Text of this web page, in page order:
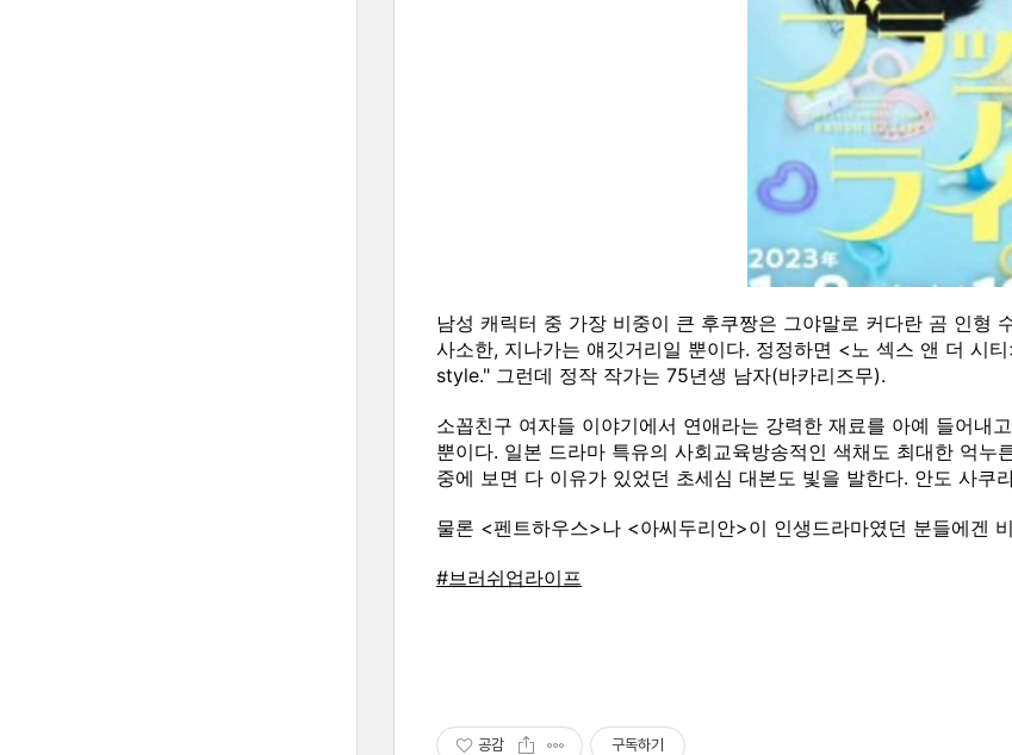
남성 캐릭터 중 가장 비중이 큰 후쿠짱은 그야말로 커다란 곰 인형
사소한, 지나가는 얘깃거리일 뿐이다. 정정하면 <노 섹스 앤 더
style." 그런데 정작 작가는 75년생 남자(바카리즈무).
소꼽친구 여자들 이야기에서 연애라는 강력한 재료를 아예 들어내
뿐이다. 일본 드라마 특유의 사회교육방송적인 색채도 최대한 억
중에 보면 다 이유가 있었던 초세심 대본도 빛을 발한다. 안도 사쿠
물론 <펜트하우스>나 <아씨두리안>이 인생드라마였던 분들에겐
#브러쉬업라이프
공감 구독하기